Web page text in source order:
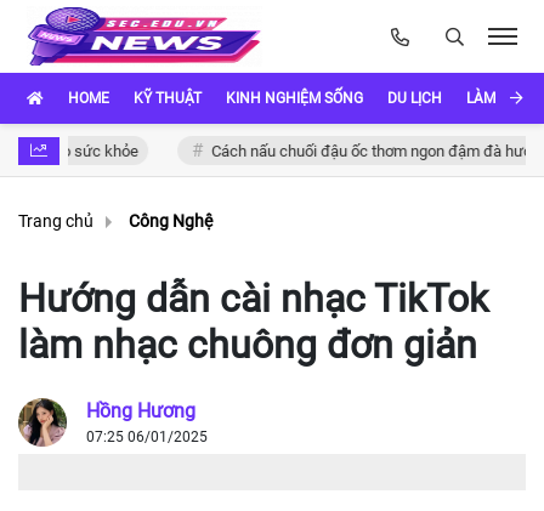
HOME KỸ THUẬT KINH NGHIỆM SỐNG DU LỊCH LÀM ĐẸP
cho sức khỏe Cách nấu chuối đậu ốc thơm ngon đậm đà hương vị
Trang chủ Công Nghệ
Hướng dẫn cài nhạc TikTok
làm nhạc chuông đơn giản
Hồng Hương
07:25 06/01/2025